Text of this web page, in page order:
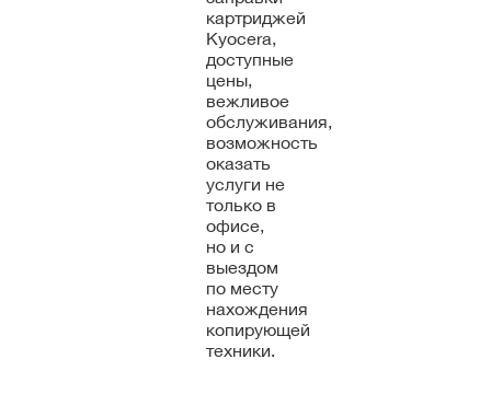
картриджей
Kyocera,
доступные
цены,
вежливое
обслуживания,
возможность
оказать
услуги не
только в
офисе,
но и с
выездом
по месту
нахождения
копирующей
техники.